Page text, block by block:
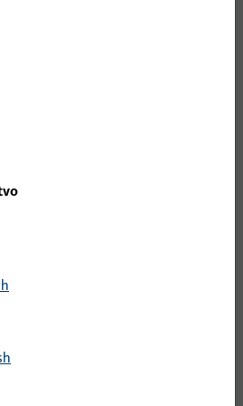
otváravo-sklopné kovania. Sú
okná, výklopné a otočné okná,
a skladacie dvere, či už z dreva,
diely, zaručene!